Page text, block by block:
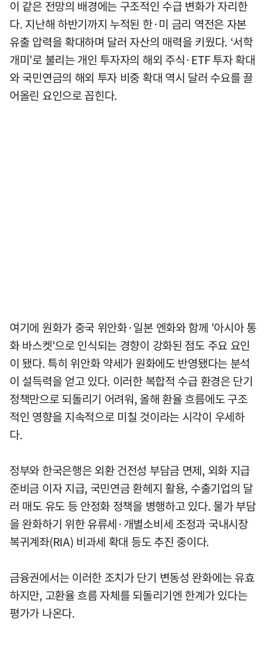
이 같은 전망의 배경에는 구조적인 수급 변화가 자리한
다. 지난해 하반기까지 누적된 한·미 금리 역전은 자본
유출 압력을 확대하며 달러 자산의 매력을 키웠다. ‘서학
개미’로 불리는 개인 투자자의 해외 주식·ETF 투자 확대
와 국민연금의 해외 투자 비중 확대 역시 달러 수요를 끌
어올린 요인으로 꼽힌다.
여기에 원화가 중국 위안화·일본 엔화와 함께 '아시아 통
화 바스켓'으로 인식되는 경향이 강화된 점도 주요 요인
이 됐다. 특히 위안화 약세가 원화에도 반영됐다는 분석
이 설득력을 얻고 있다. 이러한 복합적 수급 환경은 단기
정책만으로 되돌리기 어려워, 올해 환율 흐름에도 구조
적인 영향을 지속적으로 미칠 것이라는 시각이 우세하
다.
정부와 한국은행은 외환 건전성 부담금 면제, 외화 지급
준비금 이자 지급, 국민연금 환헤지 활용, 수출기업의 달
러 매도 유도 등 안정화 정책을 병행하고 있다. 물가 부담
을 완화하기 위한 유류세·개별소비세 조정과 국내시장
복귀계좌(RIA) 비과세 확대 등도 추진 중이다.
금융권에서는 이러한 조치가 단기 변동성 완화에는 유효
하지만, 고환율 흐름 자체를 되돌리기엔 한계가 있다는
평가가 나온다.